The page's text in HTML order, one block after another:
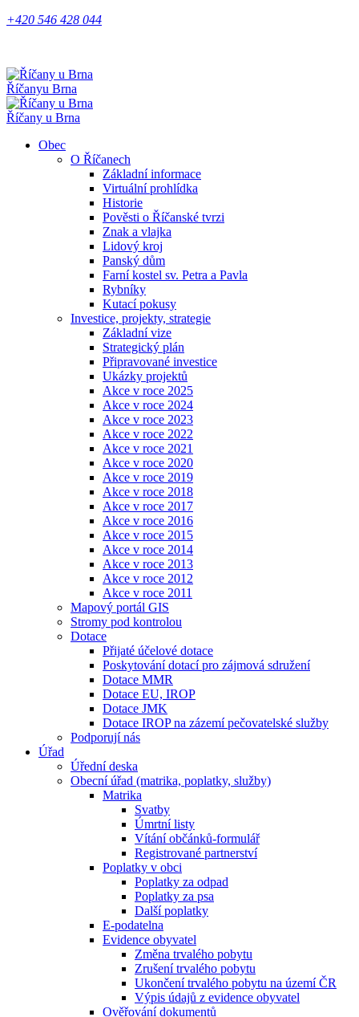
+420 546 428 044
Říčanyu Brna
Říčany u Brna
Obec
O Říčanech
Základní informace
Virtuální prohlídka
Historie
Pověsti o Říčanské tvrzi
Znak a vlajka
Lidový kroj
Panský dům
Farní kostel sv. Petra a Pavla
Rybníky
Kutací pokusy
Investice, projekty, strategie
Základní vize
Strategický plán
Připravované investice
Ukázky projektů
Akce v roce 2025
Akce v roce 2024
Akce v roce 2023
Akce v roce 2022
Akce v roce 2021
Akce v roce 2020
Akce v roce 2019
Akce v roce 2018
Akce v roce 2017
Akce v roce 2016
Akce v roce 2015
Akce v roce 2014
Akce v roce 2013
Akce v roce 2012
Akce v roce 2011
Mapový portál GIS
Stromy pod kontrolou
Dotace
Přijaté účelové dotace
Poskytování dotací pro zájmová sdružení
Dotace MMR
Dotace EU, IROP
Dotace JMK
Dotace IROP na zázemí pečovatelské služby
Podporují nás
Úřad
Úřední deska
Obecní úřad (matrika, poplatky, služby)
Matrika
Svatby
Úmrtní listy
Vítání občánků-formulář
Registrované partnerství
Poplatky v obci
Poplatky za odpad
Poplatky za psa
Další poplatky
E-podatelna
Evidence obyvatel
Změna trvalého pobytu
Zrušení trvalého pobytu
Ukončení trvalého pobytu na území ČR
Výpis údajů z evidence obyvatel
Ověřování dokumentů